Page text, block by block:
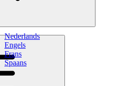
Nederlands
Engels
Frans
Spaans